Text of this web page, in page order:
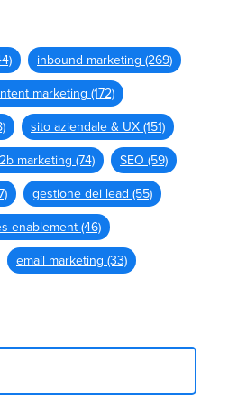
inbound marketing (269)
marketing (172)
sito aziendale & UX (151)
marketing (74) SEO (59)
gestione dei lead (55)
enablement (46)
email marketing (33)